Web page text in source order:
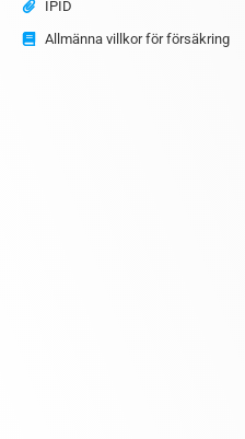
IPID
Allmänna villkor för försäkring